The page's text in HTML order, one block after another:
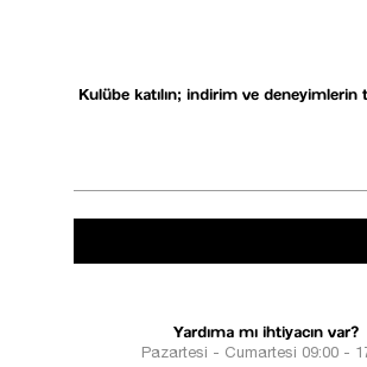
Kulübe katılın; indirim ve deneyimlerin
Yardıma mı ihtiyacın var?
Pazartesi - Cumartesi 09:00 -